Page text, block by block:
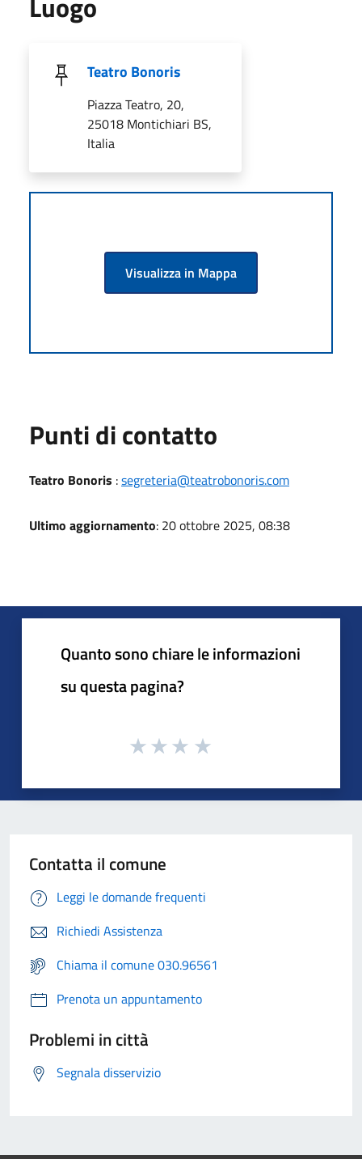
Teatro Bonoris
Piazza Teatro, 20,
25018 Montichiari BS,
Italia
Visualizza in Mappa
Punti di contatto
Teatro Bonoris :segreteria@teatrobonoris.com
Ultimo aggiornamento: 20 ottobre 2025, 08:38
Quanto sono chiare le informazioni
su questa pagina?
Contatta il comune
Leggi le domande frequenti
Richiedi Assistenza
Chiama il comune 030.96561
Prenota un appuntamento
Problemi in città
Segnala disservizio